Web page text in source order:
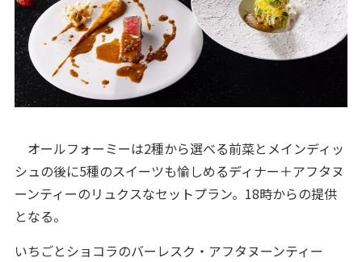
オールフォーミーは2種から選べる前菜とメインディッ
シュの後に5種のスイーツも愉しめるディナー＋アフタヌ
ーンティーのリュクスなセットプラン。18時からの提供
となる。
いちごとショコラのバーレスク・アフタヌーンティー